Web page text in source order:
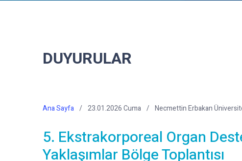
DUYURULAR
Ana Sayfa 23.01.2026 Cuma Necmettin Erbakan
5. Ekstrakorporeal Organ
Yaklaşımlar Bölge Toplantısı